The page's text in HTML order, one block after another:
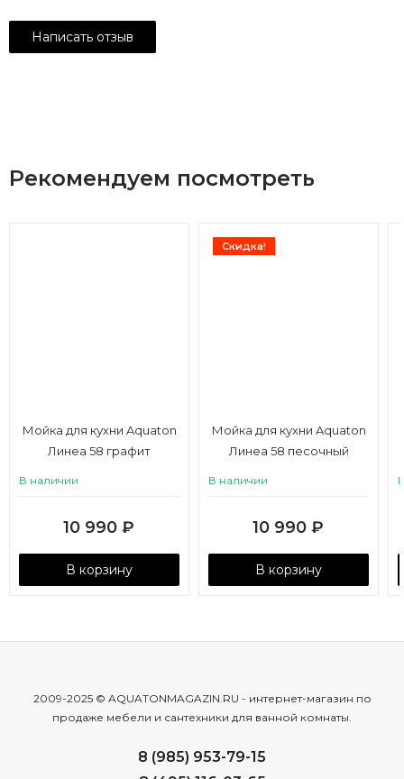
Рекомендуем посмотреть
Мойка для кухни Aquaton
Линеа 58 графит
В наличии
10 990 ₽
В корзину
Скидка!
Мойка для кухни Aquaton
Линеа 58 песочный
В наличии
10 990 ₽
В корзину
2009-2025 © AQUATONMAGAZIN.RU - интернет-магазин по
продаже мебели и сантехники для ванной комнаты.
8 (985) 953-79-15